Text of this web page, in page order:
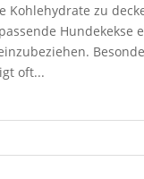
Kohlehydrate zu
Hundekekse
oft...